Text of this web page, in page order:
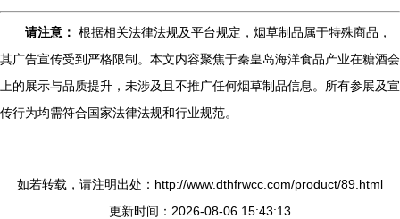
请注意： 根据相关法律法规及平台规定，烟草制品属于特殊商品，
其广告宣传受到严格限制。本文内容聚焦于秦皇岛海洋食品产业在糖酒会
上的展示与品质提升，未涉及且不推广任何烟草制品信息。所有参展及宣
传行为均需符合国家法律法规和行业规范。
如若转载，请注明出处：http://www.dthfrwcc.com/product/89.html
更新时间：2026-08-06 15:43:13